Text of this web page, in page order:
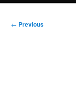
Post
← Previous